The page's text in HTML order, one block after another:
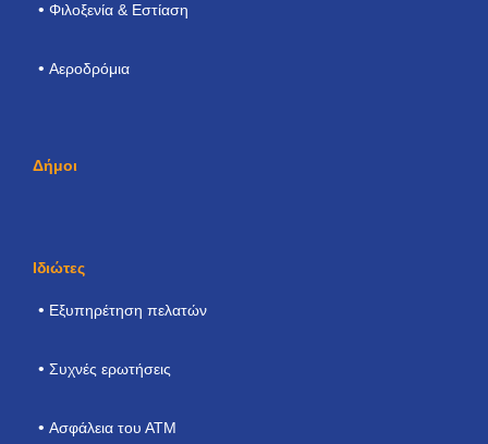
Φιλοξενία & Εστίαση
Αεροδρόμια
Δήμοι
Ιδιώτες
Εξυπηρέτηση πελατών
Συχνές ερωτήσεις
Ασφάλεια του ΑΤΜ